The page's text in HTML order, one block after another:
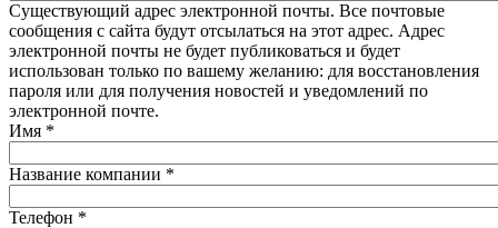
Существующий адрес электронной почты. Все почтовые
сообщения с сайта будут отсылаться на этот адрес. Адрес
электронной почты не будет публиковаться и будет
использован только по вашему желанию: для восстановления
пароля или для получения новостей и уведомлений по
электронной почте.
Имя *
Название компании *
Телефон *